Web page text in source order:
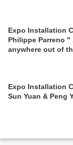
Expo Installation
Philippe Parreno "
anywhere out of
Expo Installation
Sun Yuan & Peng